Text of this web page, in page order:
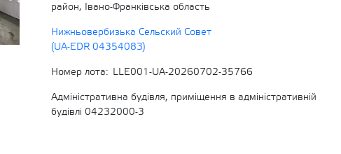
район, Івано-Франківська область
Нижньовербизька Сельский Совет
(UA-EDR 04354083)
Номер лота
LLE001-UA-20260702-35766
Адміністративна будівля, приміщення в адміністративній
будівлі 04232000-3